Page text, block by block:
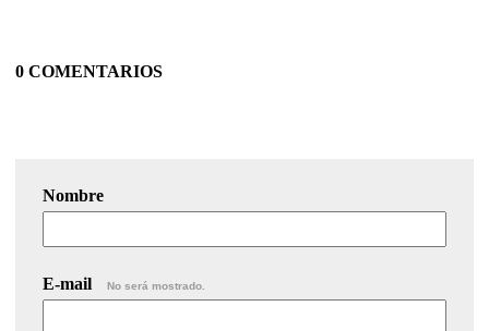
0 COMENTARIOS
Nombre
E-mail No será mostrado.